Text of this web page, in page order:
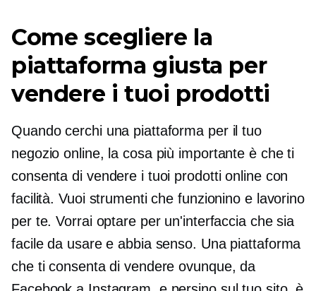
Come scegliere la
piattaforma giusta per
vendere i tuoi prodotti
Quando cerchi una piattaforma per il tuo
negozio online, la cosa più importante è che ti
consenta di vendere i tuoi prodotti online con
facilità. Vuoi strumenti che funzionino e lavorino
per te. Vorrai optare per un'interfaccia che sia
facile da usare e abbia senso. Una piattaforma
che ti consenta di vendere ovunque, da